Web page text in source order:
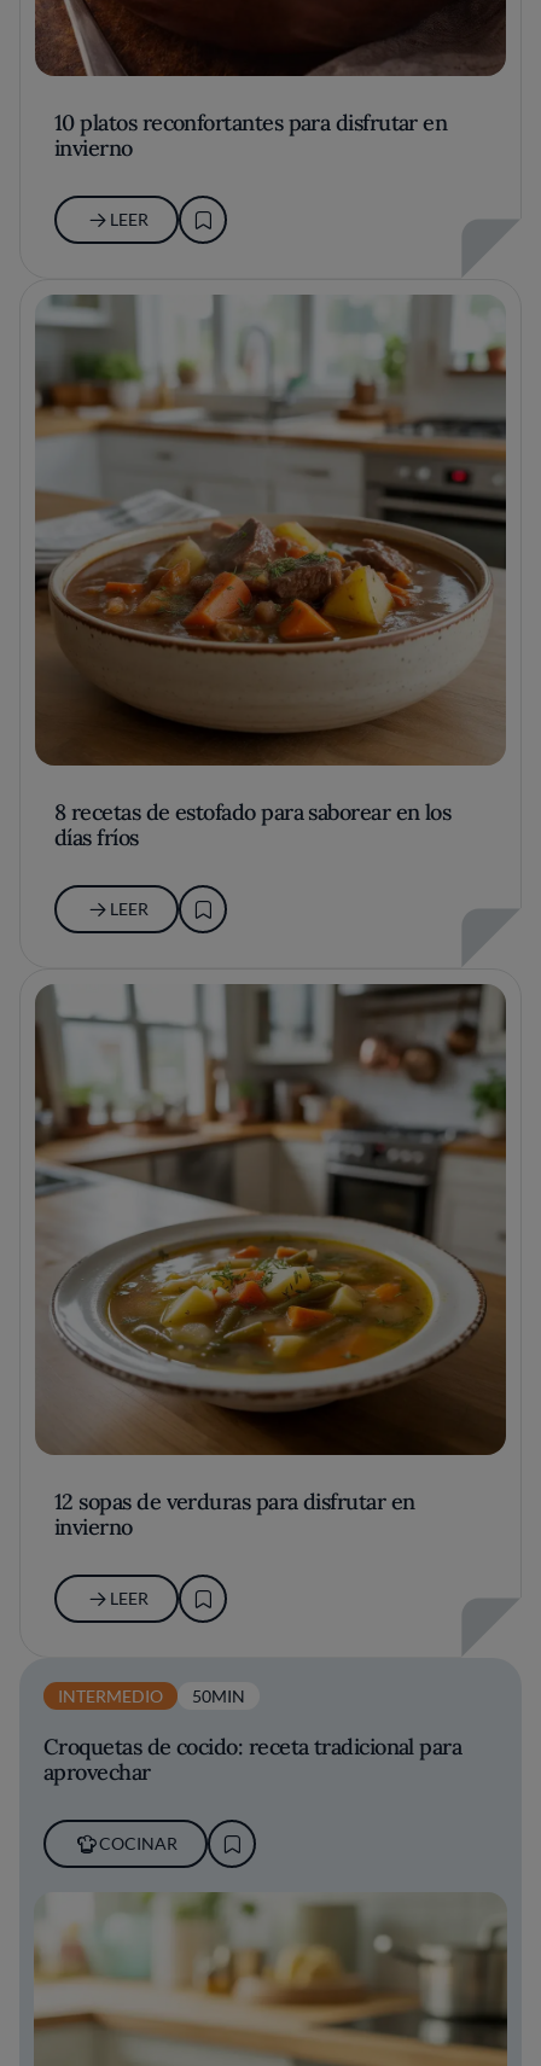
10 platos reconfortantes para disfrutar en
invierno
LEER
8 recetas de estofado para saborear en los
días fríos
LEER
12 sopas de verduras para disfrutar en
invierno
LEER
INTERMEDIO 50MIN
Croquetas de cocido: receta tradicional para
aprovechar
COCINAR